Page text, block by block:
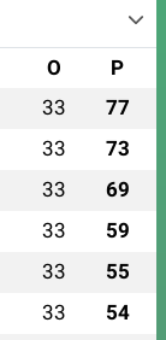
O P
33 77
33 73
33 69
33 59
33 55
33 54